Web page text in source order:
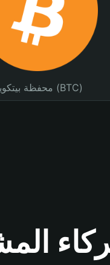
محفظة بيتكوين (BTC)